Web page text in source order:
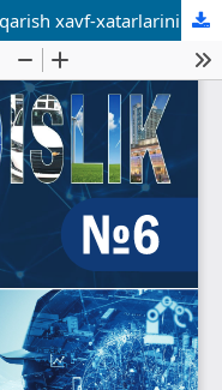
Sanoat korxonalarida ishlab chiqarish xavf-xatarlarini iqtisodiy baholash